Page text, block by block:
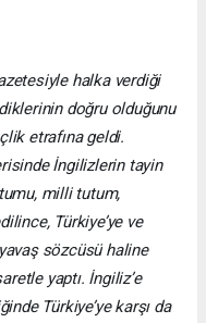
halka verdiği
doğru olduğunu
etrafına geldi.
İngilizlerin tayin
milli tutum,
Türkiye’ye ve
sözcüsü haline
yaptı. İngiliz’e
Türkiye’ye karşı da